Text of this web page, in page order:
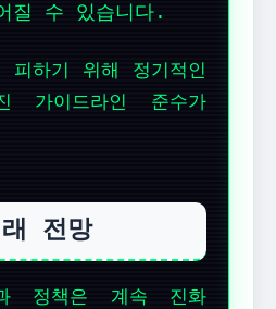
질 수 있습니다.
피하기 위해 정기적인
가이드라인 준수가
래 전망
정책은 계속 진화